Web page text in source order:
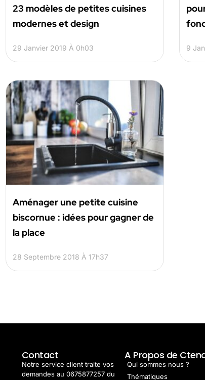
23 modèles de petites cuisines
modernes et design
29 Janvier 2019 À 0h03 9
Aménager une petite cuisine
biscornue : idées pour gagner de
la place
28 Septembre 2018 À 17h37
Contact
Notre service client traite vos
demandes au 0675877257 du
A Propos de
Qui sommes nous ?
Thématiques